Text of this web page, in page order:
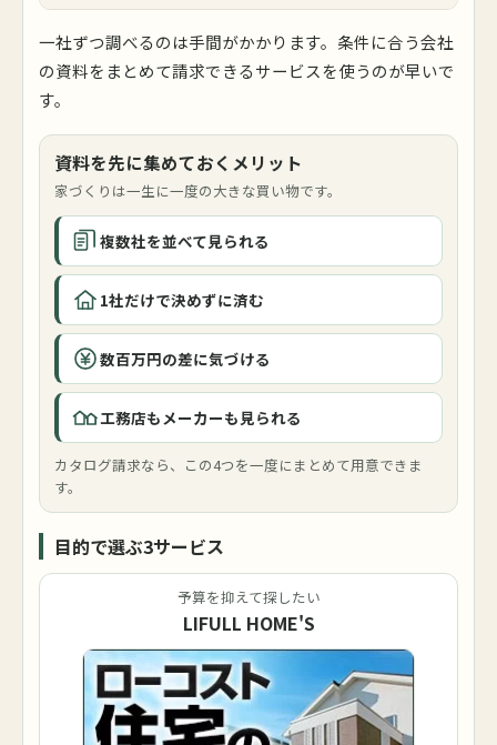
一社ずつ調べるのは手間がかかります。条件に合う会社
の資料をまとめて請求できるサービスを使うのが早いで
す。
資料を先に集めておくメリット
家づくりは一生に一度の大きな買い物です。
複数社を並べて見られる
1社だけで決めずに済む
数百万円の差に気づける
工務店もメーカーも見られる
カタログ請求なら、この4つを一度にまとめて用意できま
す。
目的で選ぶ3サービス
予算を抑えて探したい
LIFULL HOME'S